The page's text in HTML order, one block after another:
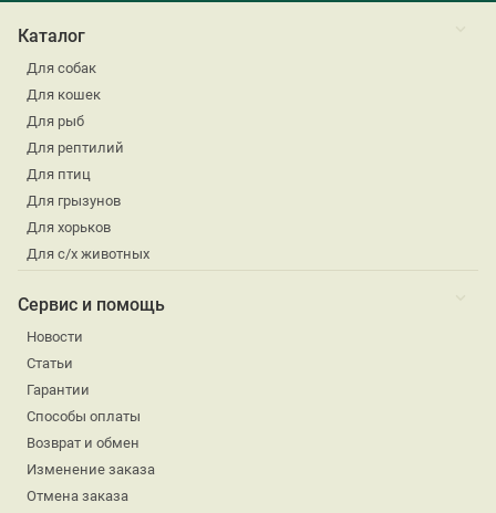
Каталог
Для собак
Для кошек
Для рыб
Для рептилий
Для птиц
Для грызунов
Для хорьков
Для с/х животных
Сервис и помощь
Новости
Статьи
Гарантии
Способы оплаты
Возврат и обмен
Изменение заказа
Отмена заказа